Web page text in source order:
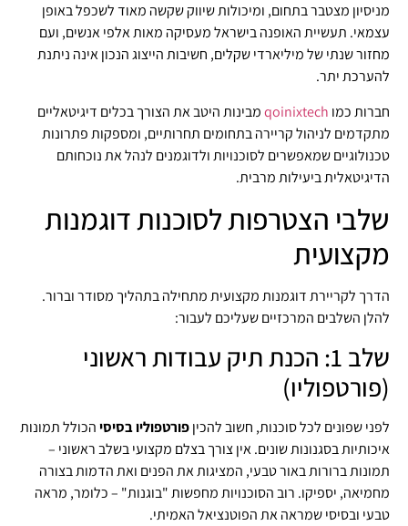
מניסיון מצטבר בתחום, ומיכולות שיווק שקשה מאוד לשכפל באופן
עצמאי. תעשיית האופנה בישראל מעסיקה מאות אלפי אנשים, ועם
מחזור שנתי של מיליארדי שקלים, חשיבות הייצוג הנכון אינה ניתנת
להערכת יתר.
חברות כמו qoinixtechמבינות היטב את הצורך בכלים דיגיטאליים
מתקדמים לניהול קריירה בתחומים תחרותיים, ומספקות פתרונות
טכנולוגיים שמאפשרים לסוכנויות ולדוגמנים לנהל את נוכחותם
הדיגיטאלית ביעילות מרבית.
שלבי הצטרפות לסוכנות דוגמנות
מקצועית
הדרך לקריירת דוגמנות מקצועית מתחילה בתהליך מסודר וברור.
להלן השלבים המרכזיים שעליכם לעבור:
שלב 1: הכנת תיק עבודות ראשוני
(פורטפוליו)
לפני שפונים לכל סוכנות, חשוב להכיןפורטפוליו בסיסיהכולל תמונות
איכותיות בסגנונות שונים. אין צורך בצלם מקצועי בשלב ראשוני –
תמונות ברורות באור טבעי, המציגות את הפנים ואת הדמות בצורה
מחמיאה, יספיקו. רוב הסוכנויות מחפשות "בוגנות" – כלומר, מראה
טבעי ובסיסי שמראה את הפוטנציאל האמיתי.